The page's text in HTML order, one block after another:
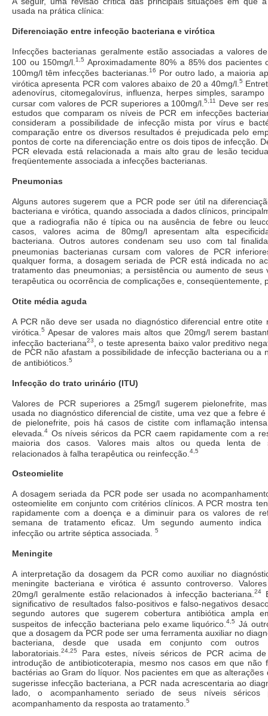
usada na prática clínica:
Diferenciação entre infecção bacteriana e virótica
Infecções bacterianas geralmente estão associadas a valores
100 ou 150mg/l.1,5 Aproximadamente 80% a 85% dos pacientes
100mg/l têm infecções bacterianas. 16
Por outro lado, a maioria
virótica apresenta PCR com valores abaixo de 20 a 40mg/l. 5
adenovírus, citomegalovírus, influenza, herpes simples,
cursar com valores de PCR superiores a 100mg/l.5,11
Deve ser
estudos que comparam os níveis de PCR em infecções
consideram a possibilidade de infecção mista por vírus e
comparação entre os diversos resultados é prejudicada pelo
pontos de corte na diferenciação entre os dois tipos de infecção.
PCR elevada está relacionada a mais alto grau de lesão
freqüentemente associada a infecções bacterianas.
Pneumonias
Alguns autores sugerem que a PCR pode ser útil na
bacteriana e virótica, quando associada a dados clínicos,
que a radiografia não é típica ou na ausência de febre ou
casos, valores acima de 80mg/l apresentam alta
bacteriana. Outros autores condenam seu uso com tal
pneumonias bacterianas cursam com valores de PCR
qualquer forma, a dosagem seriada de PCR está indicada no
tratamento das pneumonias; a persistência ou aumento de seus
terapêutica ou ocorrência de complicações e, conseqüentemente,
Otite média aguda
A PCR não deve ser usada no diagnóstico diferencial entre otite
virótica. 5 Apesar de valores mais altos que 20mg/l serem
infecção bacteriana23
, o teste apresenta baixo valor preditivo
de PCR não afastam a possibilidade de infecção bacteriana ou a
de antibióticos. 5
Infecção do trato urinário (ITU)
Valores de PCR superiores a 25mg/l sugerem pielonefrite,
usada no diagnóstico diferencial de cistite, uma vez que a febre
de pielonefrite, pois há casos de cistite com inflamação
elevada. 4 Os níveis séricos da PCR caem rapidamente com a
maioria dos casos. Valores mais altos ou queda lenta de
relacionados à falha terapêutica ou reinfecção. 4,5
Osteomielite
A dosagem seriada da PCR pode ser usada no
osteomielite em conjunto com critérios clínicos. A PCR mostra
rapidamente com a doença e a diminuir para os valores de
semana de tratamento eficaz. Um segundo aumento indica
infecção ou artrite séptica associada.
5
Meningite
A interpretação da dosagem da PCR como auxiliar no
meningite bacteriana e virótica é assunto controverso.
20mg/l geralmente estão relacionados à infecção bacteriana. 24
significativo de resultados falso-positivos e falso-negativos
segundo autores que sugerem cobertura antibiótica ampla
suspeitos de infecção bacteriana pelo exame liquórico.4,5
Já
que a dosagem da PCR pode ser uma ferramenta auxiliar no
bacteriana, desde que usada em conjunto com outros
laboratoriais. 24,25
Para estes, níveis séricos de PCR acima de
introdução de antibioticoterapia, mesmo nos casos em que não
bactérias ao Gram do líquor. Nos pacientes em que as
sugerisse infecção bacteriana, a PCR nada acrescentaria ao
lado, o acompanhamento seriado de seus níveis
acompanhamento da resposta ao tratamento. 5